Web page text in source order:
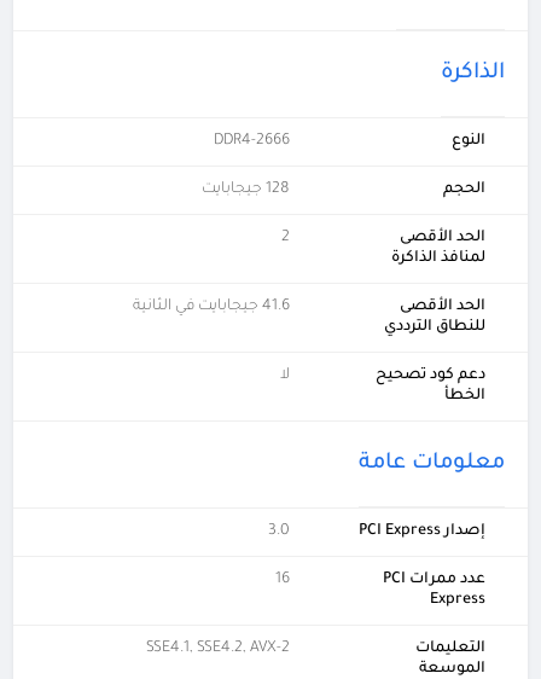
الذاكرة
النوع DDR4-2666
الحجم 128 جيجابايت
الحد الأقصى
لمنافذ الذاكرة
الحد الأقصى
للنطاق الترددي
41.6 جيجابايت في الثانية
دعم كود تصحيح
الخطأ
لا
معلومات عامة
إصدار PCI Express 3.0
عدد ممرات PCI
Express
16
التعليمات
الموسعة
SSE4.1, SSE4.2, AVX-2